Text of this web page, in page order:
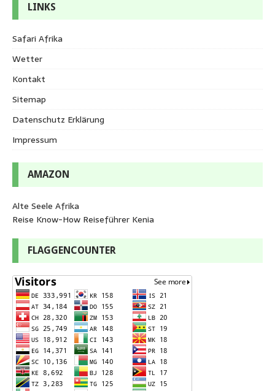
LINKS
Safari Afrika
Wetter
Kontakt
Sitemap
Datenschutz Erklärung
Impressum
AMAZON
Alte Seele Afrika
Reise Know-How Reiseführer Kenia
FLAGGENCOUNTER